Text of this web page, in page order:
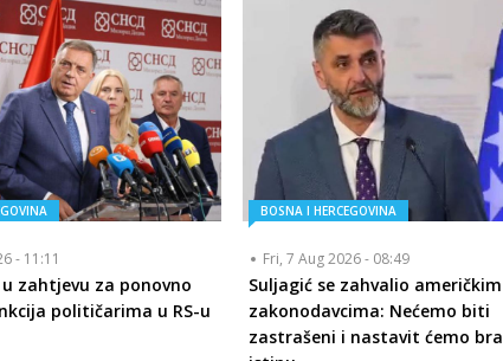
- 11:11
u zahtjevu za ponovno
političarima u RS-u
BOSNA I HERCEGOVINA
Fri, 7 Aug 2026 - 08:49
Suljagić se zahvalio američkim
zakonodavcima: Nećemo biti
zastrašeni i nastavit ćemo